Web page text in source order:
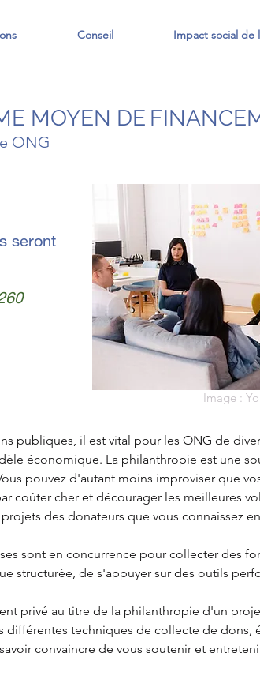
Conseil Impact social de
MOYEN DE FINA
ONG
seront
Image :
publiques, il est vital pour les ONG de
économique. La philanthropie est une
pouvez d'autant moins improviser que
coûter cher et décourager les meilleures
des donateurs que vous connaissez
sont en concurrence pour collecter des
structurée, de s'appuyer sur des outils
privé au titre de la philanthropie d'un
techniques de collecte de dons,
convaincre de vous soutenir et